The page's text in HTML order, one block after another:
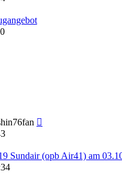
Sundair (opb Air41) am